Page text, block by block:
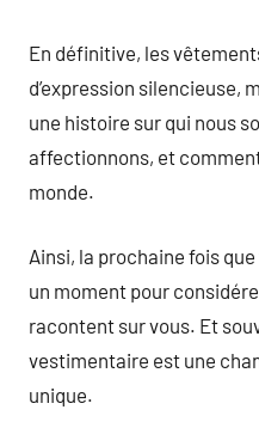
En définitive, les
d’expression silencieuse,
une histoire sur qui nous
affectionnons, et
monde.
Ainsi, la prochaine fois
un moment pour
racontent sur vous. Et
vestimentaire est une
unique.